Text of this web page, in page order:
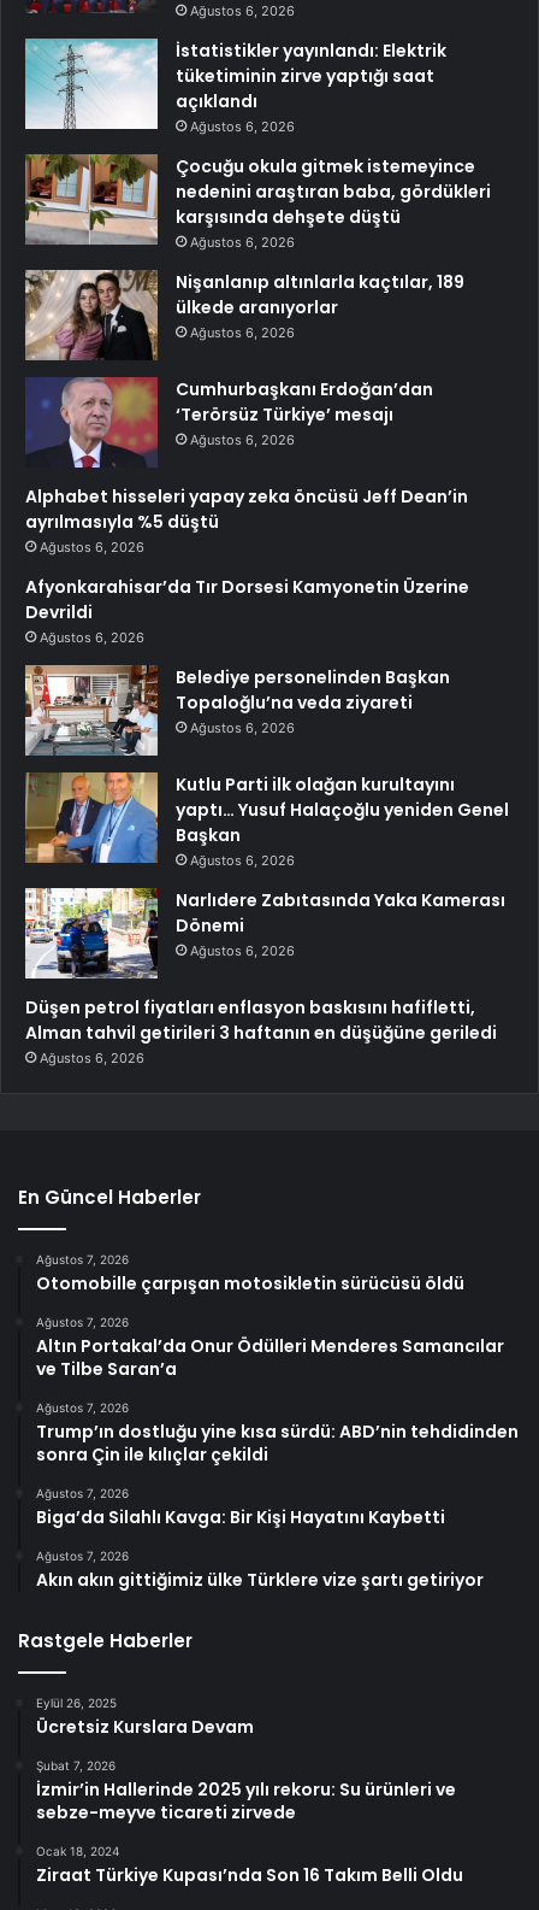
Ağustos 6, 2026
İstatistikler yayınlandı: Elektrik
tüketiminin zirve yaptığı saat
açıklandı
Ağustos 6, 2026
Çocuğu okula gitmek istemeyince
nedenini araştıran baba, gördükleri
karşısında dehşete düştü
Ağustos 6, 2026
Nişanlanıp altınlarla kaçtılar, 189
ülkede aranıyorlar
Ağustos 6, 2026
Cumhurbaşkanı Erdoğan’dan
‘Terörsüz Türkiye’ mesajı
Ağustos 6, 2026
Alphabet hisseleri yapay zeka öncüsü Jeff Dean’in
ayrılmasıyla %5 düştü
Ağustos 6, 2026
Afyonkarahisar’da Tır Dorsesi Kamyonetin Üzerine
Devrildi
Ağustos 6, 2026
Belediye personelinden Başkan
Topaloğlu’na veda ziyareti
Ağustos 6, 2026
Kutlu Parti ilk olağan kurultayını
yaptı… Yusuf Halaçoğlu yeniden Genel
Başkan
Ağustos 6, 2026
Narlıdere Zabıtasında Yaka Kamerası
Dönemi
Ağustos 6, 2026
Düşen petrol fiyatları enflasyon baskısını hafifletti,
Alman tahvil getirileri 3 haftanın en düşüğüne geriledi
Ağustos 6, 2026
En Güncel Haberler
Ağustos 7, 2026
Otomobille çarpışan motosikletin sürücüsü öldü
Ağustos 7, 2026
Altın Portakal’da Onur Ödülleri Menderes Samancılar
ve Tilbe Saran’a
Ağustos 7, 2026
Trump’ın dostluğu yine kısa sürdü: ABD’nin tehdidinden
sonra Çin ile kılıçlar çekildi
Ağustos 7, 2026
Biga’da Silahlı Kavga: Bir Kişi Hayatını Kaybetti
Ağustos 7, 2026
Akın akın gittiğimiz ülke Türklere vize şartı getiriyor
Rastgele Haberler
Eylül 26, 2025
Ücretsiz Kurslara Devam
Şubat 7, 2026
İzmir’in Hallerinde 2025 yılı rekoru: Su ürünleri ve
sebze-meyve ticareti zirvede
Ocak 18, 2024
Ziraat Türkiye Kupası’nda Son 16 Takım Belli Oldu